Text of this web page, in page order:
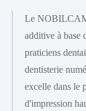
Le NOBILCAM
additive à base
praticiens
dentisterie
excelle dans le
d'impression